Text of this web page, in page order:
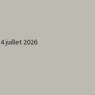
juillet 2026